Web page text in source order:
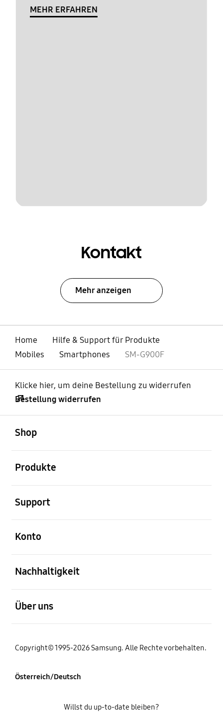
MEHR ERFAHREN
Kontakt
Mehr anzeigen
Home
Hilfe & Support für Produkte
Mobiles
Smartphones SM-G900F
Klicke hier, um deine Bestellung zu widerrufen
Bestellung widerrufen
Shop
Produkte
Support
Konto
Nachhaltigkeit
Über uns
Copyright© 1995-2026 Samsung. Alle Rechte vorbehalten.
Österreich/Deutsch
Willst du up-to-date bleiben?